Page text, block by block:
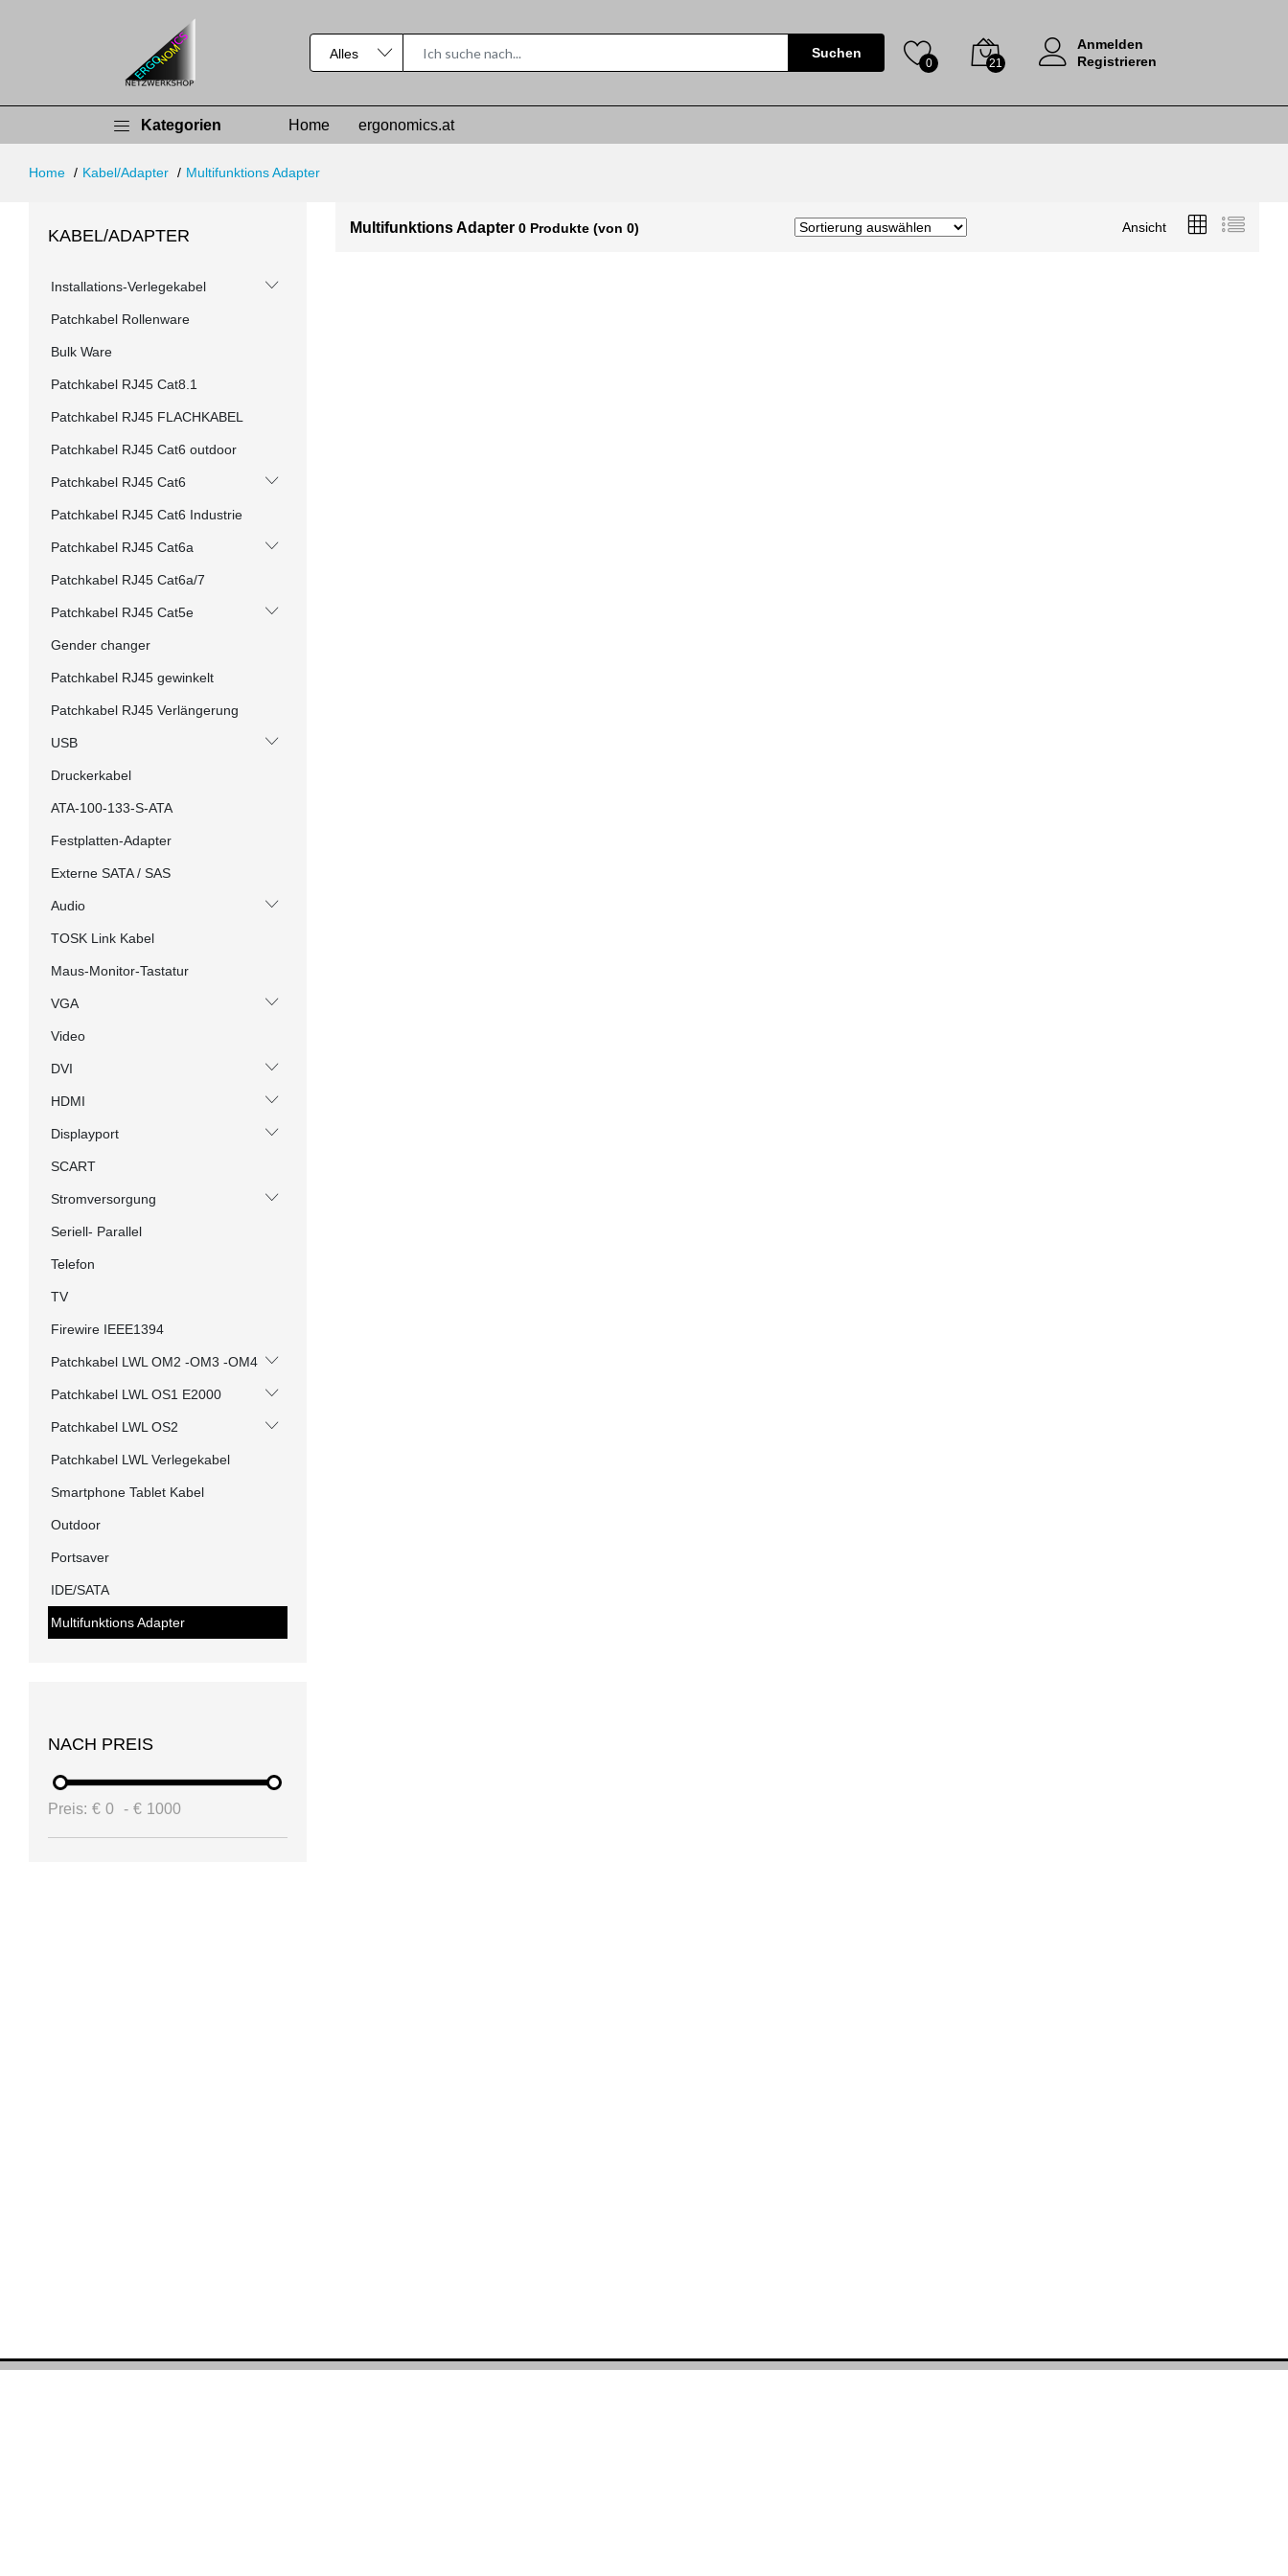
Suchen
0 21
Anmelden
Registrieren
Kategorien Home ergonomics.at
Home Kabel/Adapter Multifunktions Adapter
KABEL/ADAPTER
Installations-Verlegekabel
Patchkabel Rollenware
Bulk Ware
Patchkabel RJ45 Cat8.1
Patchkabel RJ45 FLACHKABEL
Patchkabel RJ45 Cat6 outdoor
Patchkabel RJ45 Cat6
Patchkabel RJ45 Cat6 Industrie
Patchkabel RJ45 Cat6a
Patchkabel RJ45 Cat6a/7
Patchkabel RJ45 Cat5e
Gender changer
Patchkabel RJ45 gewinkelt
Patchkabel RJ45 Verlängerung
USB
Druckerkabel
ATA-100-133-S-ATA
Festplatten-Adapter
Externe SATA / SAS
Audio
TOSK Link Kabel
Maus-Monitor-Tastatur
VGA
Video
DVI
HDMI
Displayport
SCART
Stromversorgung
Seriell- Parallel
Telefon
TV
Firewire IEEE1394
Patchkabel LWL OM2 -OM3 -OM4
Patchkabel LWL OS1 E2000
Patchkabel LWL OS2
Patchkabel LWL Verlegekabel
Smartphone Tablet Kabel
Outdoor
Portsaver
IDE/SATA
Multifunktions Adapter
NACH PREIS
Preis: € 0 - € 1000
Multifunktions Adapter 0 Produkte (von 0) Ansicht